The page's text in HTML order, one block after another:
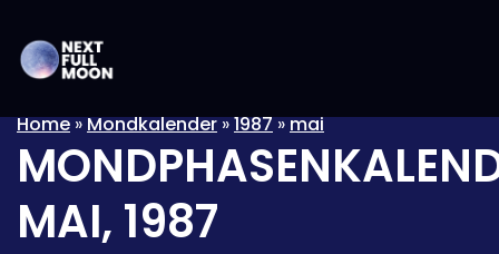
Home»Mondkalender»1987»mai
MAI, 1987